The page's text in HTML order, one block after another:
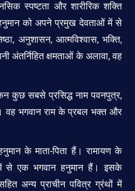
स्पष्टता और शारीरिक शक्ति
को अपने प्रमुख देवताओं में से
अनुशासन, आत्मविश्वास, भक्ति,
अंतर्निहित क्षमताओं के अलावा, वह
कुछ सबसे प्रसिद्ध नाम पवनपुत्र,
वह भगवान राम के प्रबल भक्त और
के माता-पिता हैं। रामायण के
से एक भगवान हनुमान हैं। इसके
अन्य प्राचीन पवित्र ग्रंथों में